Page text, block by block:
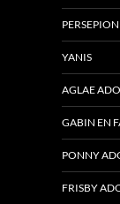
YANIS
AGLAE
GABIN EN
PONNY
FRISBY